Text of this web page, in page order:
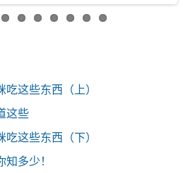
这些东西（上）
这些
这些东西（下）
知多少！